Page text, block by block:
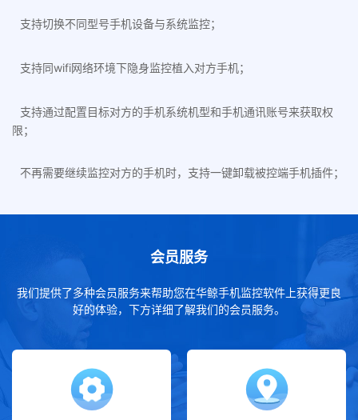
支持切换不同型号手机设备与系统监控；
支持同wifi网络环境下隐身监控植入对方手机；
支持通过配置目标对方的手机系统机型和手机通讯账号来获取权
限；
不再需要继续监控对方的手机时，支持一键卸载被控端手机插件；
会员服务
我们提供了多种会员服务来帮助您在华鲸手机监控软件上获得更良
好的体验，下方详细了解我们的会员服务。